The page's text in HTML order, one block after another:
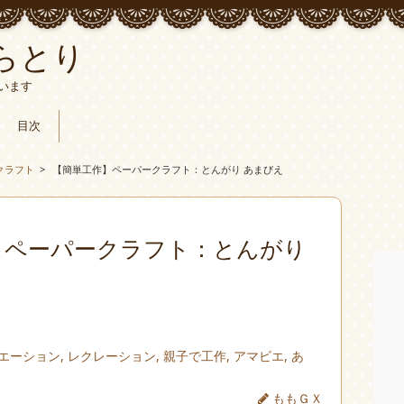
とり
ます
目次
ラフト > 【簡単工作】ペーパークラフト：とんがり あまびえ
ーパークラフト：とんがり
ーション, レクレーション,親子で工作, アマビエ,あ
ももＧＸ